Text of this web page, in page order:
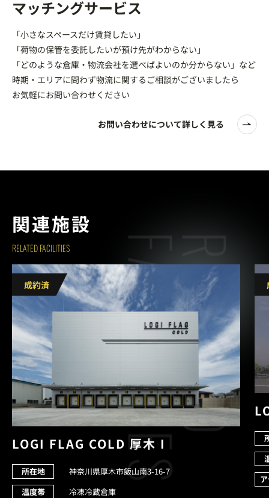
マッチングサービス
「小さなスペースだけ賃貸したい」
「荷物の保管を委託したいが預け先がわからない」
「どのような倉庫・物流会社を選べばよいのか分からない」など
時期・エリアに問わず物流に関するご相談がございましたら
お気軽にお問い合わせください
お問い合わせについて詳しく見る
R
E
L
A
T
E
D
F
A
C
I
L
I
T
I
E
S
関連施設
RELATED FACILITIES
LOGI FLAG COLD 厚木 I
所在地
神奈川県厚木市飯山南3-16-7
温度帯
冷凍冷蔵倉庫